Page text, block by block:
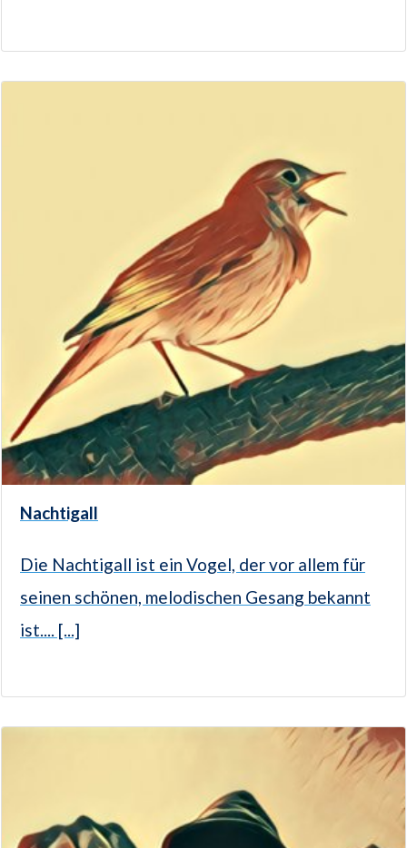
Nachtigall
Die Nachtigall ist ein Vogel, der vor allem für
seinen schönen, melodischen Gesang bekannt
ist.... [...]